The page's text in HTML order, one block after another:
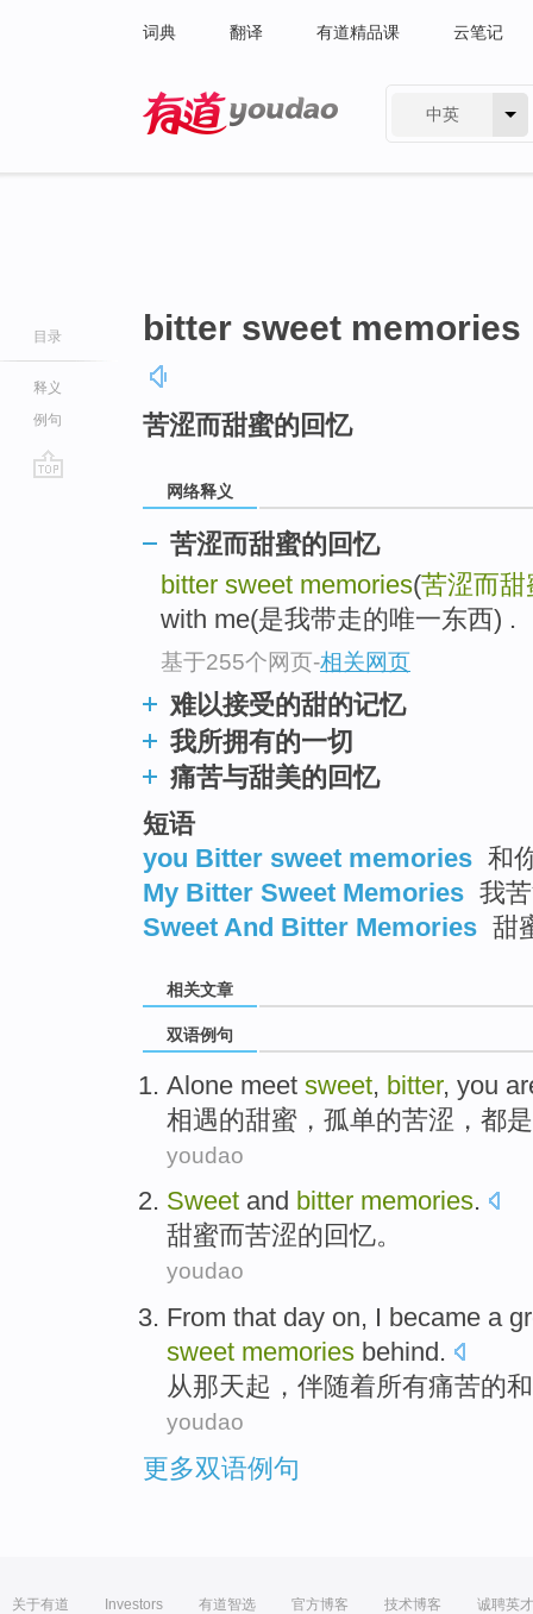
词典 翻译 有道精品课 云笔记
中英
目录
释义
例句
bitter sweet memories
苦涩而甜蜜的回忆
网络释义
苦涩而甜蜜的回忆
bitter sweet memories(苦涩而
with me(是我带走的唯一东西) .
基于255个网页-相关网页
难以接受的甜的记忆
我所拥有的一切
痛苦与甜美的回忆
短语
you Bitter sweet memories 和
My Bitter Sweet Memories 我
Sweet And Bitter Memories 甜
相关文章
双语例句
Alone meet sweet, bitter, you
相遇的甜蜜 ， 孤单的苦涩 ， 都是
youdao
Sweet and bitter memories.
甜蜜而苦涩的 回忆。
youdao
From that day on, I became a
sweet memories behind.
从那天起， 伴随着所有痛苦的和
youdao
更多双语例句
关于有道 Investors 有道智选 官方博客 技术博客 诚聘英才